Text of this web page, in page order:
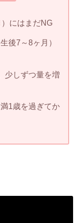
にはまだNG
後7～8ヶ月）
少しずつ量を増
1歳を過ぎてか